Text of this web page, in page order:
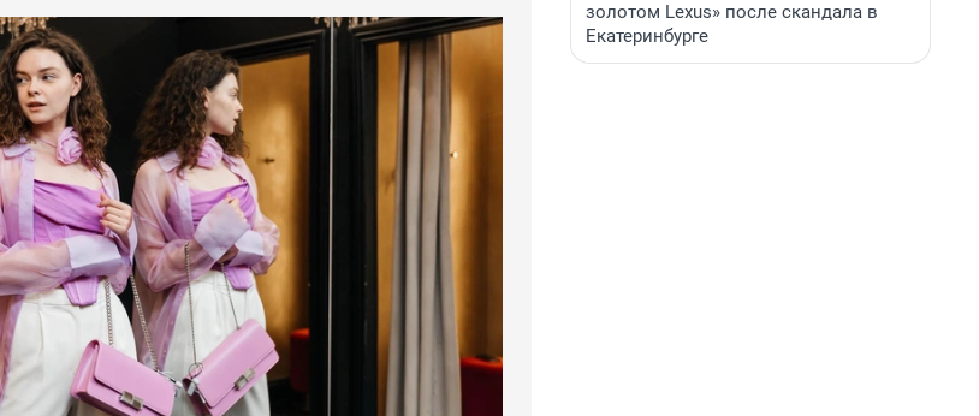
золотом Lexus» после скандала в
Екатеринбурге